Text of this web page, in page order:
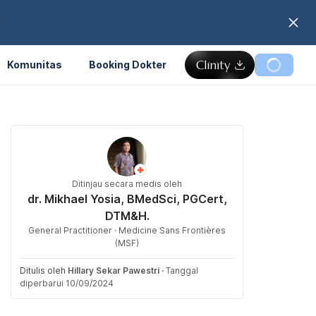
Komunitas Booking Dokter
Ditinjau secara medis oleh
dr. Mikhael Yosia, BMedSci, PGCert,
DTM&H.
General Practitioner · Medicine Sans Frontières
(MSF)
Ditulis oleh Hillary Sekar Pawestri · Tanggal
diperbarui 10/09/2024